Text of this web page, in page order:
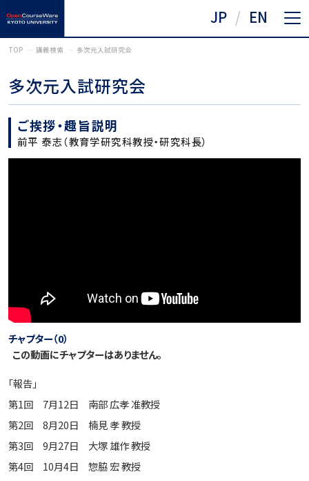
JP EN
TOP 講義検索 多次元入試研究会
多次元入試研究会
ご挨拶・趣旨説明
前平 泰志（教育学研究科教授・研究科長）
チャプター（0）
この動画にチャプターはありません。
「報告」
第1回 7月12日 南部 広孝 准教授
第2回 8月20日 楠見 孝 教授
第3回 9月27日 大塚 雄作 教授
第4回 10月4日 惣脇 宏 教授